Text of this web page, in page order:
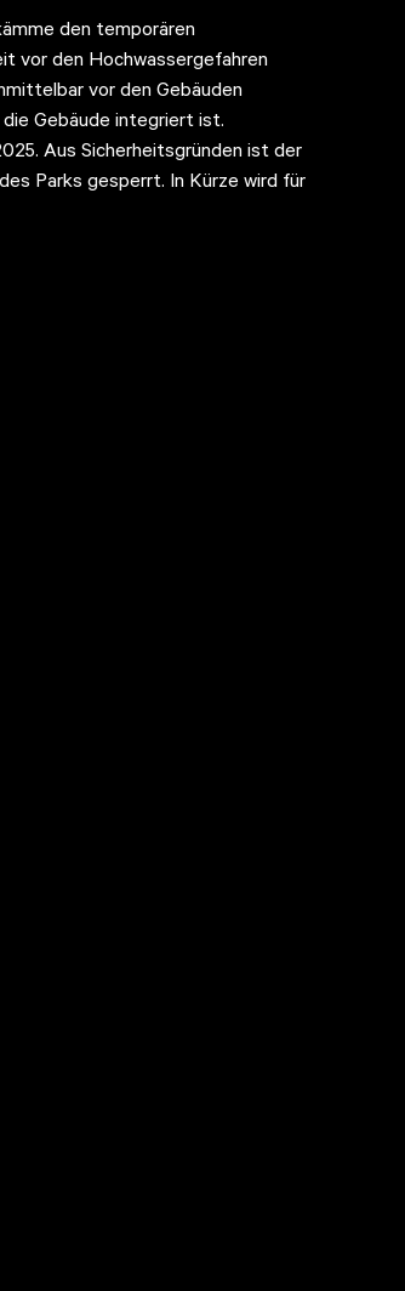
den temporären
vor den Hochwassergefahren
vor den Gebäuden
Gebäude integriert ist.
Aus Sicherheitsgründen ist der
Parks gesperrt. In Kürze wird für